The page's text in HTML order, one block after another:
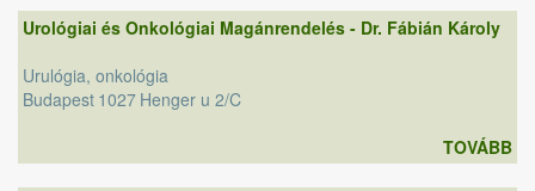
Urológiai és Onkológiai Magánrendelés - Dr. Fábián Károly
Urulógia, onkológia
Budapest 1027 Henger u 2/C
TOVÁBB